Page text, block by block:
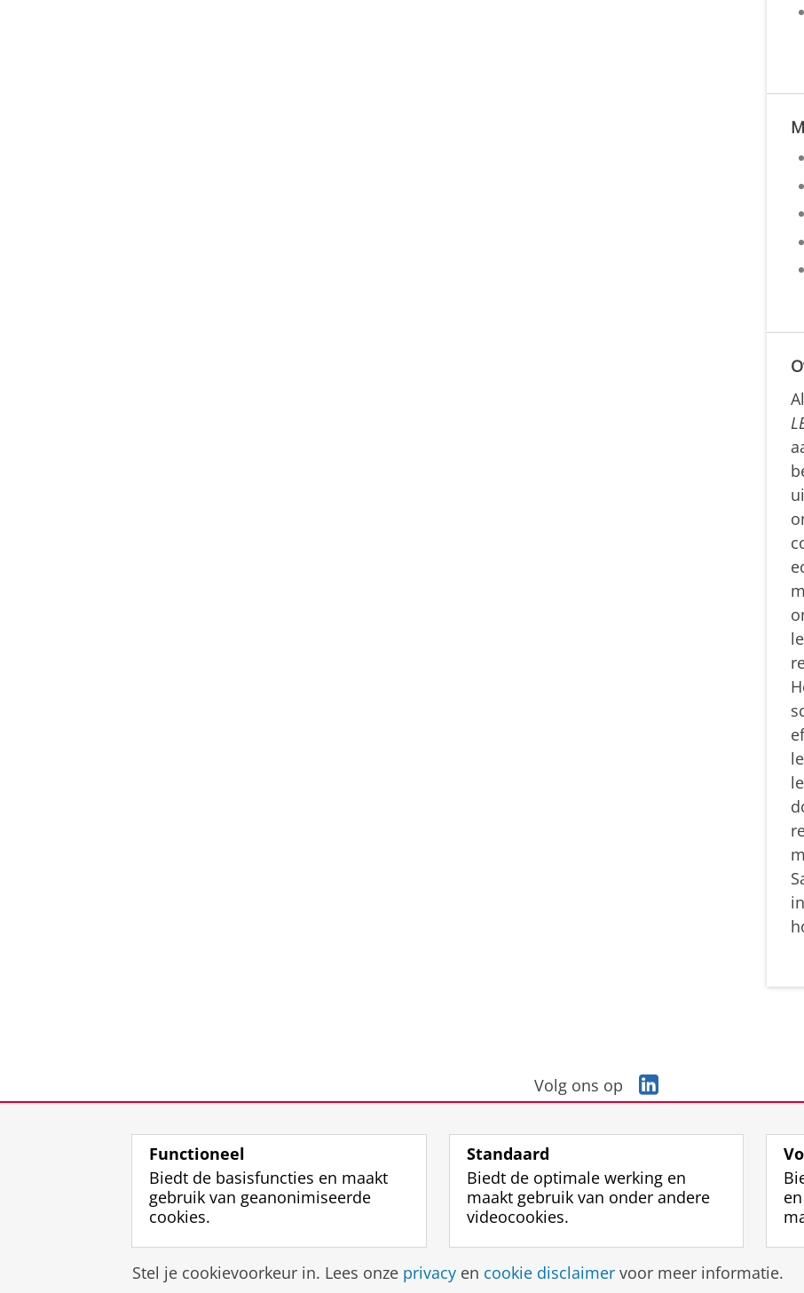
Volg ons op
i
d
I
a
Disclaimer & Copyright Privacy Cookies
Functioneel
Biedt de basisfuncties en maakt
gebruik van geanonimiseerde
cookies.
Standaard
Biedt de optimale werking en
maakt gebruik van onder andere
videocookies.
Stel je cookievoorkeur in. Lees onze privacy en cookie disclaimer voor meer informatie.